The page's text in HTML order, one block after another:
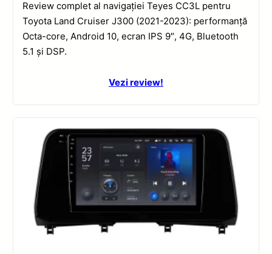
Review complet al navigației Teyes CC3L pentru
Toyota Land Cruiser J300 (2021-2023): performanță
Octa-core, Android 10, ecran IPS 9″, 4G, Bluetooth
5.1 și DSP.
Vezi review!